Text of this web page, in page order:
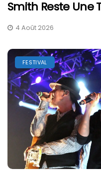
Smith Reste Une
4 Août 2026
FESTIVAL